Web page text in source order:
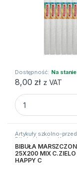
Dostępność: Na stanie
8,00 zł z VAT
BIBULA METALC
Artykuły szkolno-
Bibuły i krepiny
plastyczne
BIBUŁA
25X200 MIX
HAPPY C